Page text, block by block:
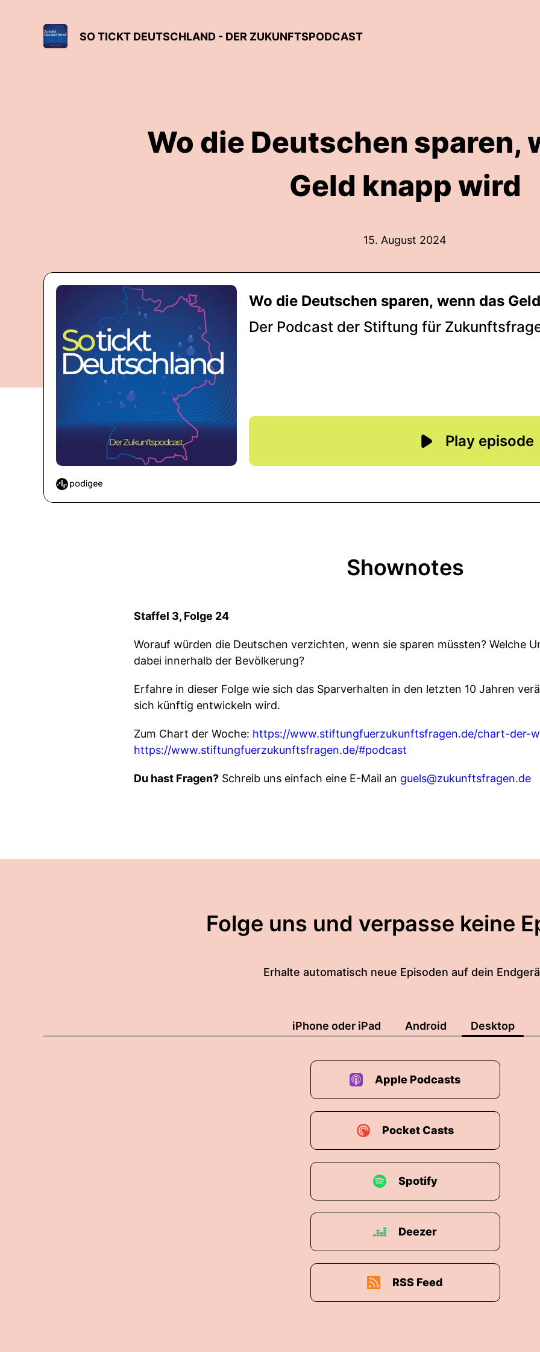
SO TICKT DEUTSCHLAND - DER ZUKUNFTSPODCAST
Wo die Deutschen sparen,
Geld knapp wird
15. August 2024
Shownotes
Staffel 3, Folge 24
Worauf würden die Deutschen verzichten, wenn sie sparen müssten? Welche
dabei innerhalb der Bevölkerung?
Erfahre in dieser Folge wie sich das Sparverhalten in den letzten 10 Jahren
sich künftig entwickeln wird.
Zum Chart der Woche: https://www.stiftungfuerzukunftsfragen.de/chart-der-
https://www.stiftungfuerzukunftsfragen.de/#podcast
Du hast Fragen? Schreib uns einfach eine E-Mail an guels@zukunftsfragen.de
Folge uns und verpasse keine
Erhalte automatisch neue Episoden auf dein
iPhone oder iPad Android Desktop
Apple Podcasts
Pocket Casts
Spotify
Deezer
RSS Feed